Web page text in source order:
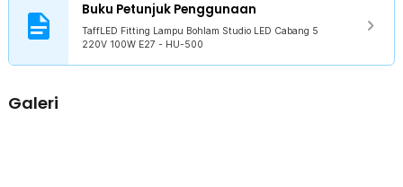
Kelengkapan Produk
Rincian yang Anda dapatkan untuk pembelian produk ini:
Buku Petunjuk Penggunaan
TaffLED Fitting Lampu Bohlam Studio LED Cabang 5
220V 100W E27 - HU-500
Galeri